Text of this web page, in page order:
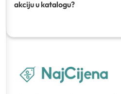
akciju u katalogu?